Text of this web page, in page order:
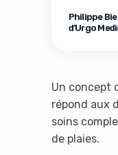
Philippe
d’Urgo
Un concept
répond aux
soins
de plaies.